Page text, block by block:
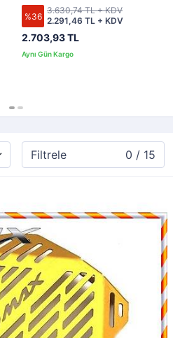
%36
2.703,93 TL
2.291,46 TL + KDV
3.630,74 TL + KDV
Filtrele 0 / 15